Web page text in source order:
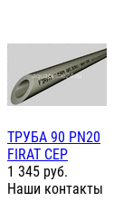
ТРУБА 90 PN20
FIRAT СЕР
1 345 руб.
Наши контакты